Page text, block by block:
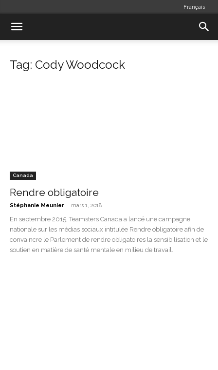
Français
Tag: Cody Woodcock
Canada
Rendre obligatoire
Stéphanie Meunier - mars 1, 2018
En septembre 2015, Teamsters Canada a lancé une campagne
nationale sur les médias sociaux intitulée Rendre obligatoire afin de
convaincre le Parlement de rendre obligatoires la sensibilisation et le
soutien en matière de santé mentale en milieu de travail.